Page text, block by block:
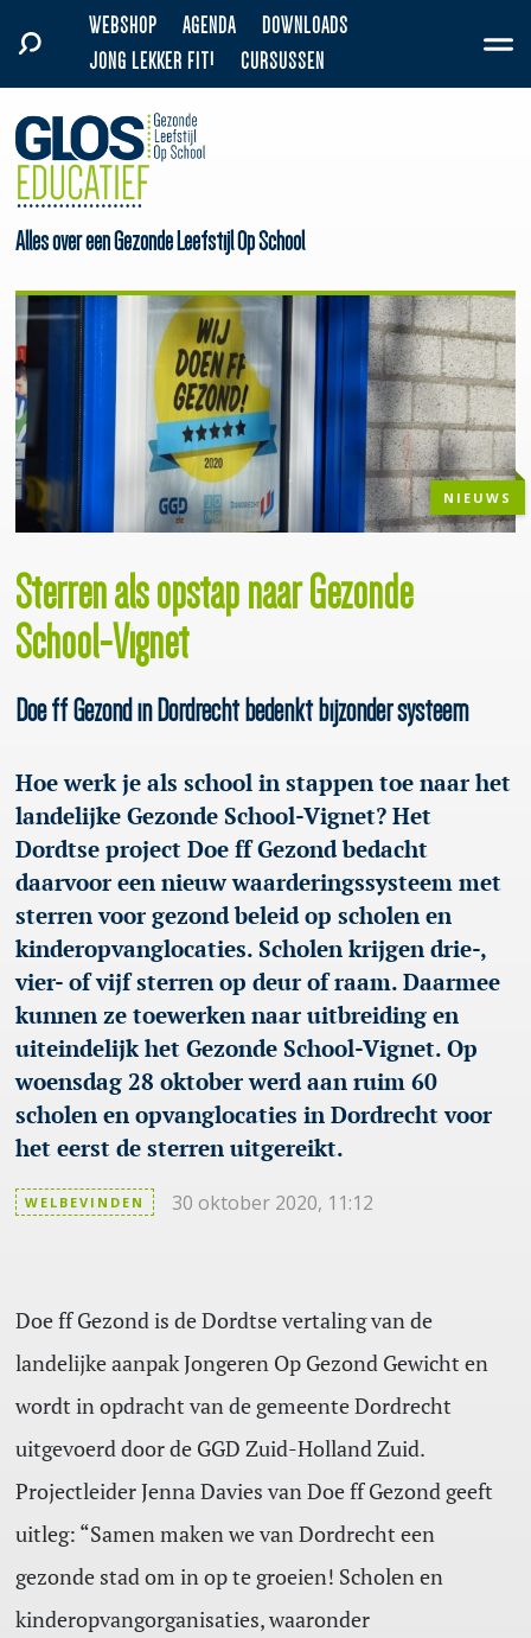
WEBSHOP AGENDA
DOWNLOADS
JONG LEKKER FIT!
CURSUSSEN
Alles over een Gezonde Leefstijl Op School
Sterren als opstap naar Gezonde
School-Vignet
Doe ff Gezond in Dordrecht bedenkt bijzonder systeem
WELBEVINDEN 30 oktober 2020, 11:12
NIEUWS
Hoe werk je als school in stappen toe naar het
landelijke Gezonde School-Vignet? Het
Dordtse project Doe ff Gezond bedacht
daarvoor een nieuw waarderingssysteem met
sterren voor gezond beleid op scholen en
kinderopvanglocaties. Scholen krijgen drie-,
vier- of vijf sterren op deur of raam. Daarmee
kunnen ze toewerken naar uitbreiding en
uiteindelijk het Gezonde School-Vignet. Op
woensdag 28 oktober werd aan ruim 60
scholen en opvanglocaties in Dordrecht voor
het eerst de sterren uitgereikt.
Doe ff Gezond is de Dordtse vertaling van de
landelijke aanpak Jongeren Op Gezond Gewicht en
wordt in opdracht van de gemeente Dordrecht
uitgevoerd door de GGD Zuid-Holland Zuid.
Projectleider Jenna Davies van Doe ff Gezond geeft
uitleg: “Samen maken we van Dordrecht een
gezonde stad om in op te groeien! Scholen en
kinderopvangorganisaties, waaronder